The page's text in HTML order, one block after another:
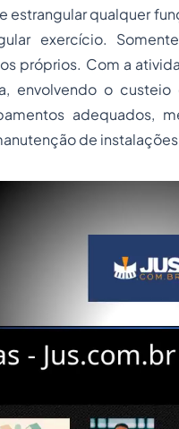
estrangular qualquer
exercício.
próprios. Com a
envolvendo o
adequados,
de